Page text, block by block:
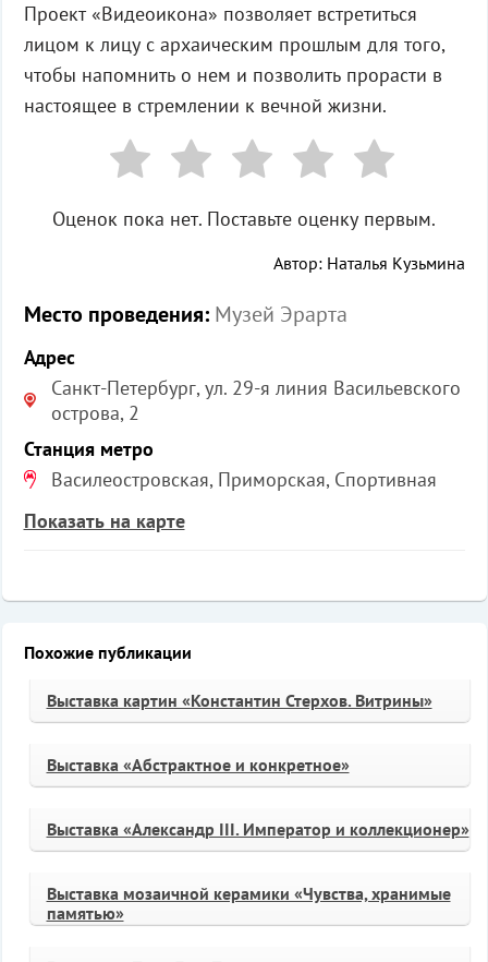
Проект «Видеоикона» позволяет встретиться
лицом к лицу с архаическим прошлым для того,
чтобы напомнить о нем и позволить прорасти в
настоящее в стремлении к вечной жизни.
Оценок пока нет. Поставьте оценку первым.
Автор: Наталья Кузьмина
Место проведения: Музей Эрарта
Адрес
Санкт-Петербург, ул. 29-я линия Васильевского
острова, 2
Станция метро
Василеостровская, Приморская, Спортивная
Показать на карте
Похожие публикации
Выставка картин «Константин Стерхов. Витрины»
Выставка «Абстрактное и конкретное»
Выставка «Александр III. Император и коллекционер»
Выставка мозаичной керамики «Чувства, хранимые
памятью»